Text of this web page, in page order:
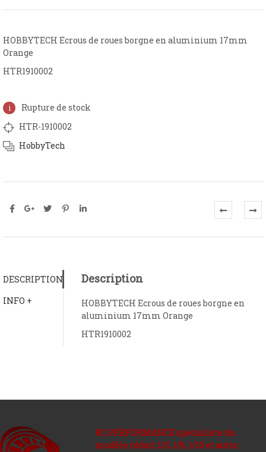
HOBBYTECH Ecrous de roues borgne en aluminium 17mm
Orange
HTR1910002
Rupture de stock
HTR-1910002
HobbyTech
DESCRIPTION
INFO +
Description
HOBBYTECH Ecrous de roues borgne en
aluminium 17mm Orange
HTR1910002
RC PERFORMANCE spécialiste du
modèle réduit 1/5, 1/8, 1/10 et autre.